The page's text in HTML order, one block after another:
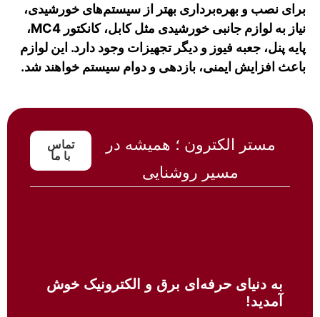
برای نصب و بهره‌برداری بهتر از سیستم‌های خورشیدی،
نیاز به لوازم جانبی خورشیدی مثل کابل، کانکتور MC4،
پایه پنل، جعبه فیوز و دیگر تجهیزات وجود دارد. این لوازم
باعث افزایش ایمنی، بازدهی و دوام سیستم خواهند شد.
مستر الکترون ؛ همیشه در
مسیر روشنایی
تماس
با ما
به دنیای حرفه‌ای برق و الکترونیک خوش
آمدید!